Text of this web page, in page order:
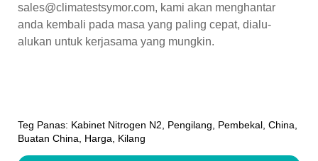
sales@climatestsymor.com, kami akan menghantar
anda kembali pada masa yang paling cepat, dialu-
alukan untuk kerjasama yang mungkin.
Teg Panas: Kabinet Nitrogen N2, Pengilang, Pembekal, China,
Buatan China, Harga, Kilang